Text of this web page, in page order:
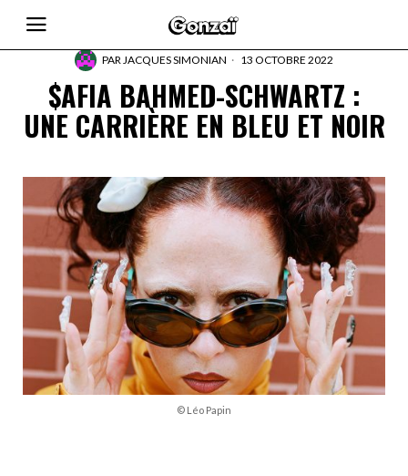
PARJACQUES SIMONIAN 13 OCTOBRE 2022
$AFIA BAHMED-SCHWARTZ :
UNE CARRIÈRE EN BLEU ET NOIR
© Léo Papin